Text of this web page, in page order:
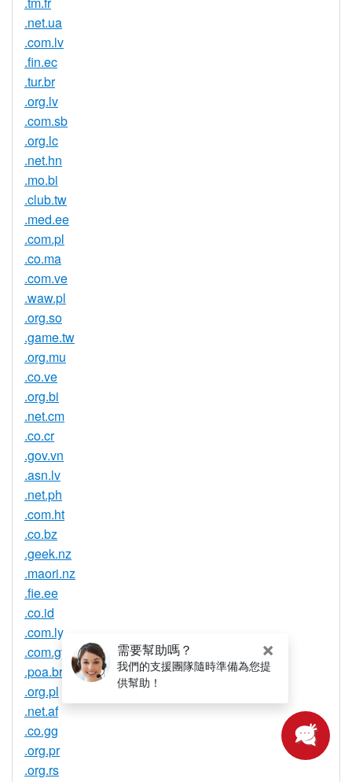
.net.ua
.com.lv
.fin.ec
.tur.br
.org.lv
.com.sb
.org.lc
.net.hn
.mo.bi
.club.tw
.med.ee
.com.pl
.co.ma
.com.ve
.waw.pl
.org.so
.game.tw
.org.mu
.co.ve
.org.bi
.net.cm
.co.cr
.gov.vn
.asn.lv
.net.ph
.com.ht
.co.bz
.geek.nz
.maori.nz
.fie.ee
.co.id
.com.ly
.com.gy
.poa.br
.org.pl
.net.af
.co.gg
.org.pr
.org.rs